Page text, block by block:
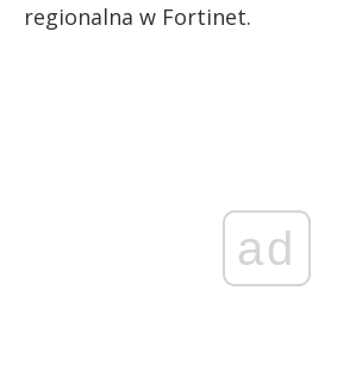
regionalna w Fortinet.
ad